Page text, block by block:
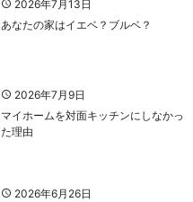
2026年7月13日
あなたの家はイエベ？ブルベ？
2026年7月9日
マイホームを対面キッチンにしなかっ
た理由
2026年6月26日